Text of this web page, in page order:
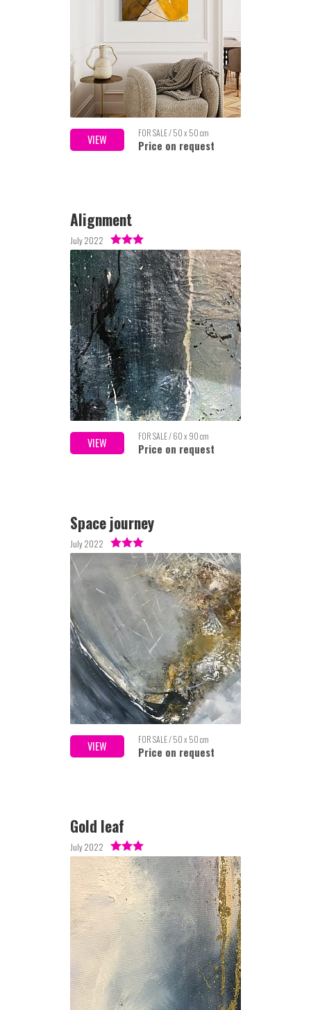
VIEW FOR SALE / 50 x 50 cm
Price on request
Alignment
July 2022
VIEW FOR SALE / 60 x 90 cm
Price on request
Space journey
July 2022
VIEW FOR SALE / 50 x 50 cm
Price on request
Gold leaf
July 2022